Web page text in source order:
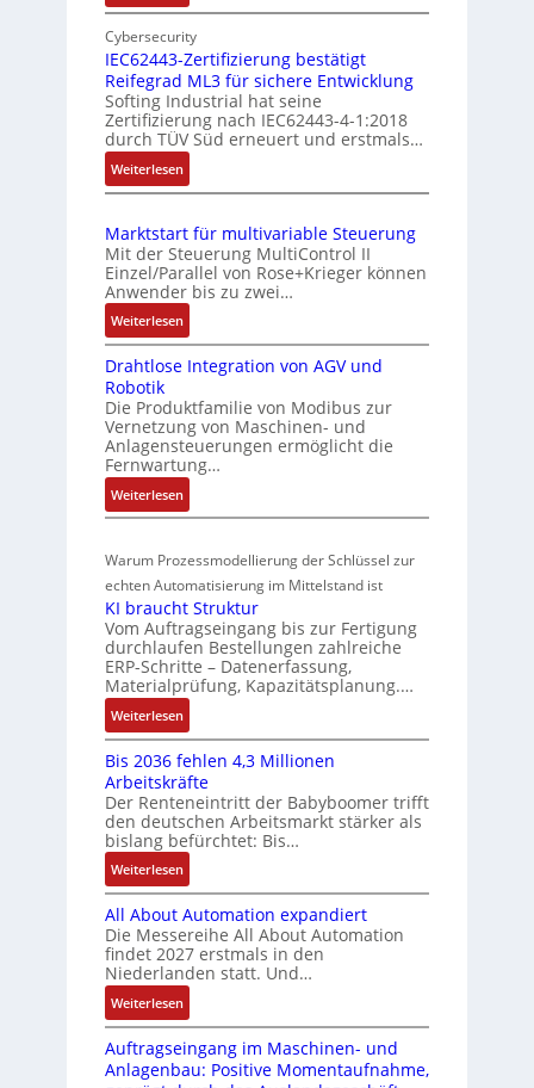
e
s
s
u
n
n
d
Z
u
t
a
n
d
s
r
a
c
h
u
e
k
o
m
b
n
e
r
t
o
s
t
i
s
e
s
s
u
n
g
n
d
Z
u
s
a
n
d
s
b
e
r
E
i
n
a
c
h
e
S
n
s
o
r
-
I
n
e
g
r
t
o
i
n
F
a
n
u
c
C
N
C
-
S
y
s
t
e
m
e
Cybersecurity
IEC62443-Zertifizierung bestätigt
Reifegrad ML3 für sichere Entwicklung
Softing Industrial hat seine
Zertifizierung nach IEC62443-4-1:2018
durch TÜV Süd erneuert und erstmals…
Weiterlesen:
I
C
6
2
4
4
3
-
e
r
t
u
n
g
b
e
s
t
ä
t
i
g
t
R
e
i
f
e
g
r
a
Marktstart für multivariable Steuerung
Mit der Steuerung MultiControl II
Einzel/Parallel von Rose+Krieger können
Anwender bis zu zwei…
Weiterlesen:
M
a
k
t
s
t
a
r
f
ü
r
m
u
l
v
a
r
i
a
b
l
e
S
t
e
u
e
r
u
Drahtlose Integration von AGV und
Robotik
Die Produktfamilie von Modibus zur
Vernetzung von Maschinen- und
Anlagensteuerungen ermöglicht die
Fernwartung…
Weiterlesen:
D
a
h
t
l
o
s
e
I
n
t
e
g
r
a
t
i
o
n
v
o
n
G
V
Warum Prozessmodellierung der Schlüssel zur
echten Automatisierung im Mittelstand ist
KI braucht Struktur
Vom Auftragseingang bis zur Fertigung
durchlaufen Bestellungen zahlreiche
ERP-Schritte – Datenerfassung,
Materialprüfung, Kapazitätsplanung.…
Weiterlesen:
K
I
b
r
a
u
c
h
t
S
t
r
u
k
t
u
Bis 2036 fehlen 4,3 Millionen
Arbeitskräfte
Der Renteneintritt der Babyboomer trifft
den deutschen Arbeitsmarkt stärker als
bislang befürchtet: Bis…
Weiterlesen:
B
i
s
2
0
3
6
f
e
All About Automation expandiert
Die Messereihe All About Automation
findet 2027 erstmals in den
Niederlanden statt. Und…
Weiterlesen:
A
l
l
Auftragseingang im Maschinen- und
Anlagenbau: Positive Momentaufnahme,